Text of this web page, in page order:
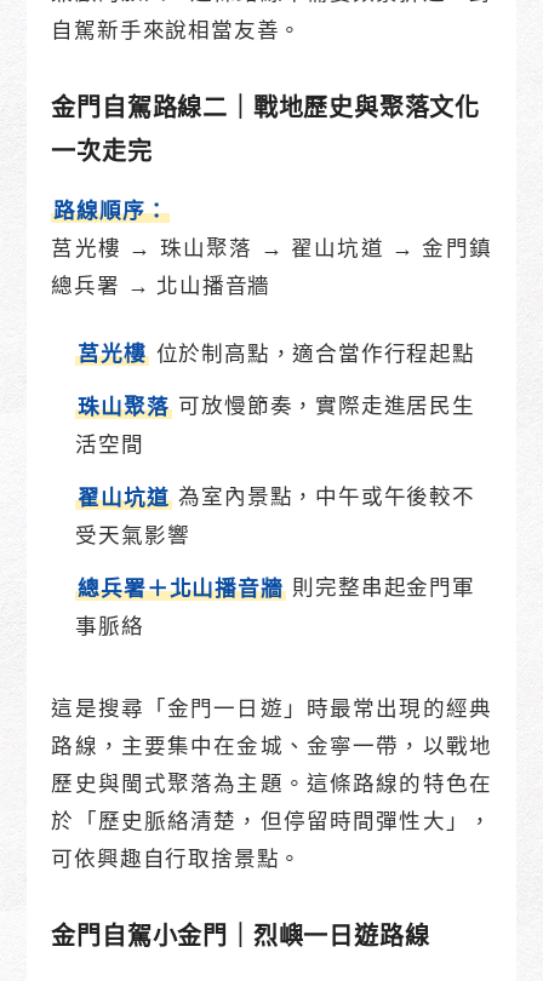
自駕新手來說相當友善。
金門自駕路線二｜戰地歷史與聚落文化
一次走完
路線順序：
莒光樓 → 珠山聚落 → 翟山坑道 → 金門鎮
總兵署 → 北山播音牆
莒光樓位於制高點，適合當作行程起點
珠山聚落可放慢節奏，實際走進居民生
活空間
翟山坑道為室內景點，中午或午後較不
受天氣影響
總兵署＋北山播音牆則完整串起金門軍
事脈絡
這是搜尋「金門一日遊」時最常出現的經典
路線，主要集中在金城、金寧一帶，以戰地
歷史與閩式聚落為主題。這條路線的特色在
於「歷史脈絡清楚，但停留時間彈性大」，
可依興趣自行取捨景點。
金門自駕小金門｜烈嶼一日遊路線